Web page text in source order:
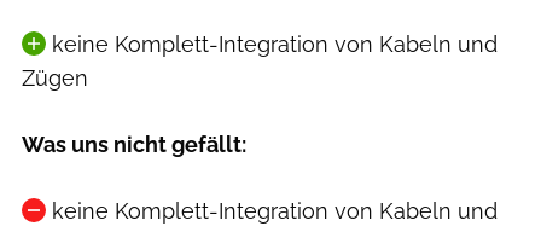
keine Komplett-Integration von Kabeln und
Zügen
Was uns nicht gefällt:
keine Komplett-Integration von Kabeln und